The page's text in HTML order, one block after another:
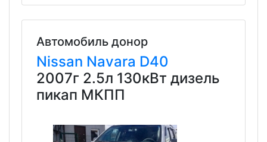
Автомобиль донор
Nissan Navara D40
2007г 2.5л 130кВт дизель
пикап МКПП